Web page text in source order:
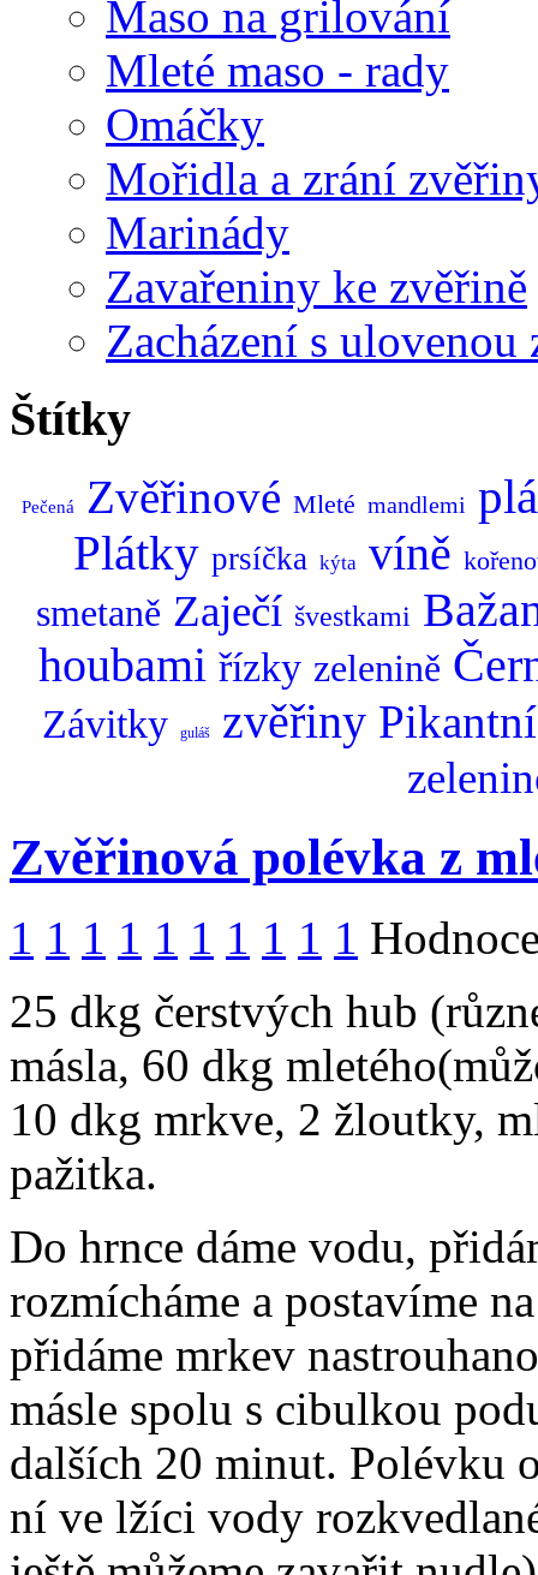
Maso na grilování
Mleté maso - rady
Omáčky
Mořidla a zrání
Marinády
Zavařeniny ke zvěřině
Zacházení s ulovenou
Štítky
Pečená Zvěřinové Mleté mandlemi
Plátky prsíčka kýta víně
smetaně Zaječí švestkami
houbami řízky zelenině
Závitky guláš zvěřiny Pikantní
Zvěřinová polévka z
1 1 1 1 1 1 1 1 1 1
25 dkg čerstvých hub
másla, 60 dkg
10 dkg mrkve, 2 žloutky,
pažitka.
Do hrnce dáme vodu,
rozmícháme a postavíme
přidáme mrkev
másle spolu s cibulkou
dalších 20 minut. Polévku
ní ve lžíci vody